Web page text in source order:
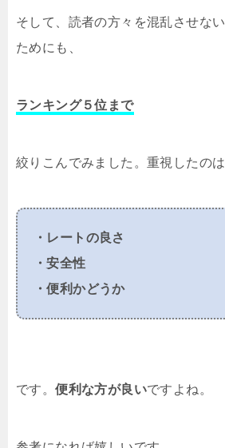
そして、読者の方々を混乱させない
ためにも、
ランキング５位まで
絞りこんでみました。重視したのは
・レートの良さ
・安全性
・便利かどうか
です。便利な方が良いですよね。